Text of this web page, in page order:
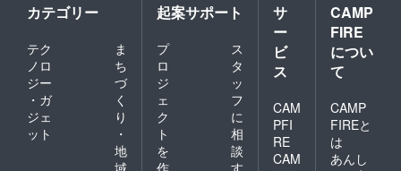
カテゴリー
テク
ノロ
ジー
・ガ
ジェ
ット
ま
ち
づ
く
り
・
地
域
起案サポート
プ
ロ
ジ
ェ
ク
ト
を
作
ス
タ
ッ
フ
に
相
談
す
サ
ー
ビ
ス
CAM
PFI
RE
CAM
CAMP
FIRE
につい
て
CAMP
FIREと
は
あんし